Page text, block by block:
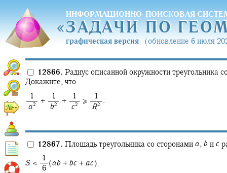
ИНФОРМАЦИОННО-ПОИСКОВАЯ
«ЗАДАЧИ ПО
«ЗАДАЧИ ПО
графическая версия (обновление 6 июля
12866. Радиус описанной окружности треугольника
Докажите, что
‍ 1
a2 + ‍
‍ 1
b2 + ‍
‍ 1
c2 ≥ ‍
‍ 1
R2 .
12867. Площадь треугольника со сторонами a, b и c
S < ‍
‍ 1
‍ 6
(ab + bc + ac).